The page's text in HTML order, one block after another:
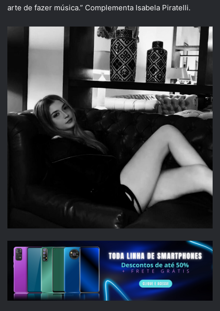
arte de fazer música.” Complementa Isabela Piratelli.